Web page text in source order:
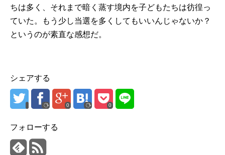
ちは多く、それまで暗く蒸す境内を子どもたちは彷徨っ
ていた。もう少し当選を多くしてもいいんじゃないか？
というのが素直な感想だ。
シェアする
0 0
フォローする